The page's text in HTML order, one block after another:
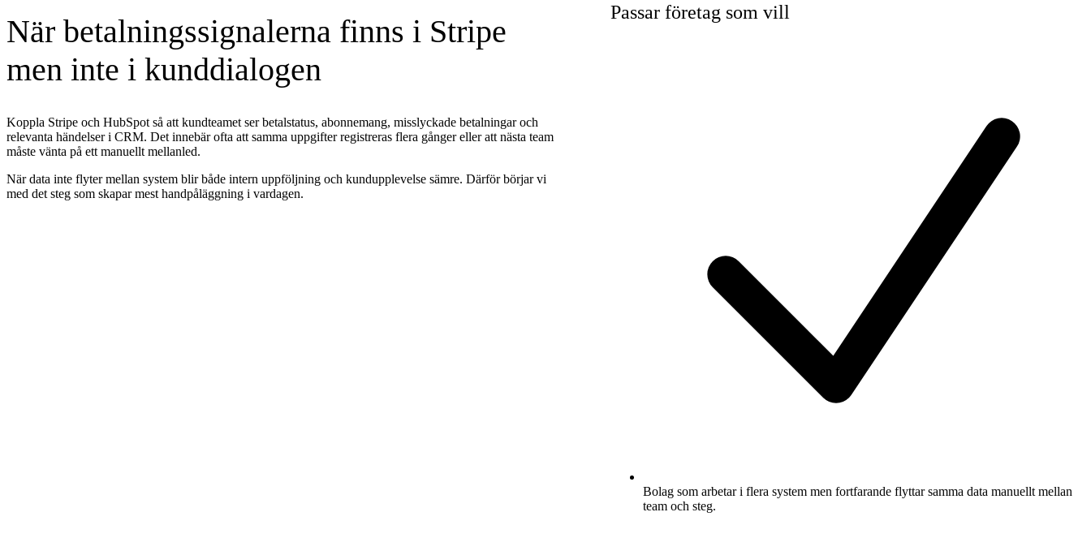
När betalningssignalerna finns i Stripe
men inte i kunddialogen
Koppla Stripe och HubSpot så att kundteamet ser betalstatus, abonnemang, misslyckade betalningar och
relevanta händelser i CRM. Det innebär ofta att samma uppgifter registreras flera gånger eller att nästa team
måste vänta på ett manuellt mellanled.
När data inte flyter mellan system blir både intern uppföljning och kundupplevelse sämre. Därför börjar vi
med det steg som skapar mest handpåläggning i vardagen.
Passar företag som vill
Bolag som arbetar i flera system men fortfarande flyttar samma data manuellt mellan
team och steg.